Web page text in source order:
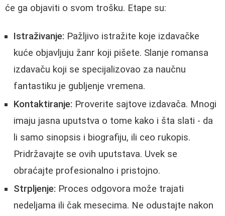
će ga objaviti o svom trošku. Etape su:
Istraživanje: Pažljivo istražite koje izdavačke
kuće objavljuju žanr koji pišete. Slanje romansa
izdavaču koji se specijalizovao za naučnu
fantastiku je gubljenje vremena.
Kontaktiranje: Proverite sajtove izdavača. Mnogi
imaju jasna uputstva o tome kako i šta slati - da
li samo sinopsis i biografiju, ili ceo rukopis.
Pridržavajte se ovih uputstava. Uvek se
obraćajte profesionalno i pristojno.
Strpljenje: Proces odgovora može trajati
nedeljama ili čak mesecima. Ne odustajte nakon